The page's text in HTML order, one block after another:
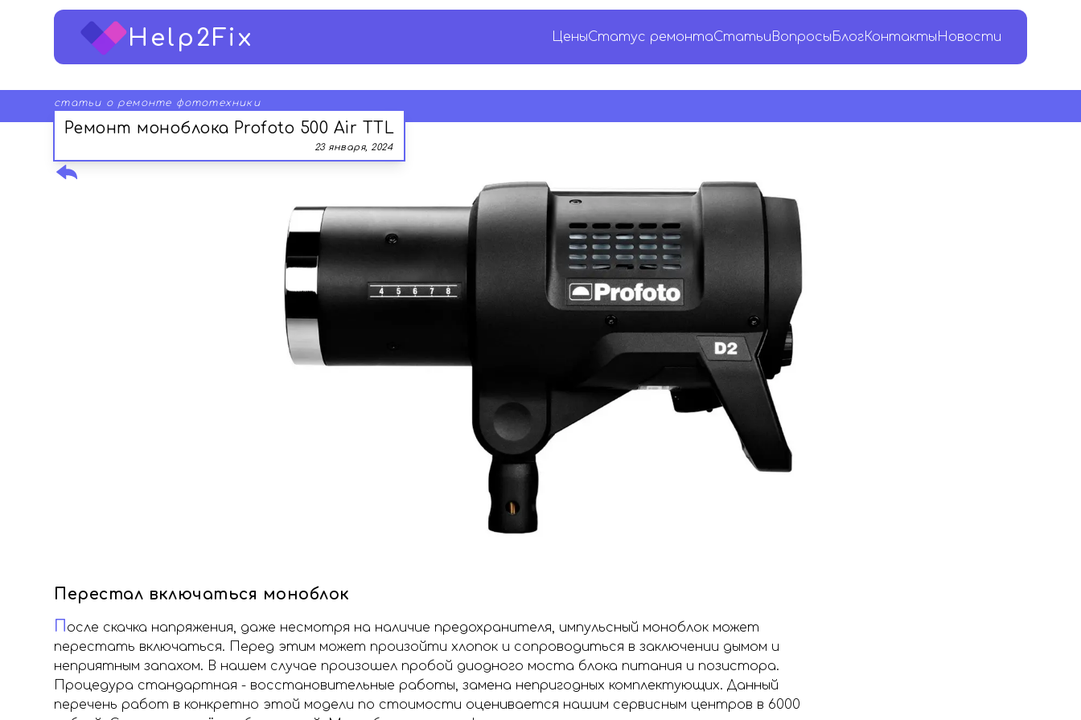
Help2Fix ЦеныСтатус ремонтаСтатьи Вопросы БлогКонтактыНовости
статьи о ремонте фототехники
Ремонт моноблока Profoto 500 Air TTL
23 января, 2024
Перестал включаться моноблок
осле скачка напряжения, даже несмотря на наличие предохранителя, импульсный моноблок может
перестать включаться. Перед этим может произойти хлопок и сопроводиться в заключении дымом и
неприятным запахом. В нашем случае произошел пробой диодного моста блока питания и позистора.
Процедура стандартная - восстановительные работы, замена непригодных комплектующих. Данный
перечень работ в конкретно этой модели по стоимости оценивается нашим сервисным центров в 6000